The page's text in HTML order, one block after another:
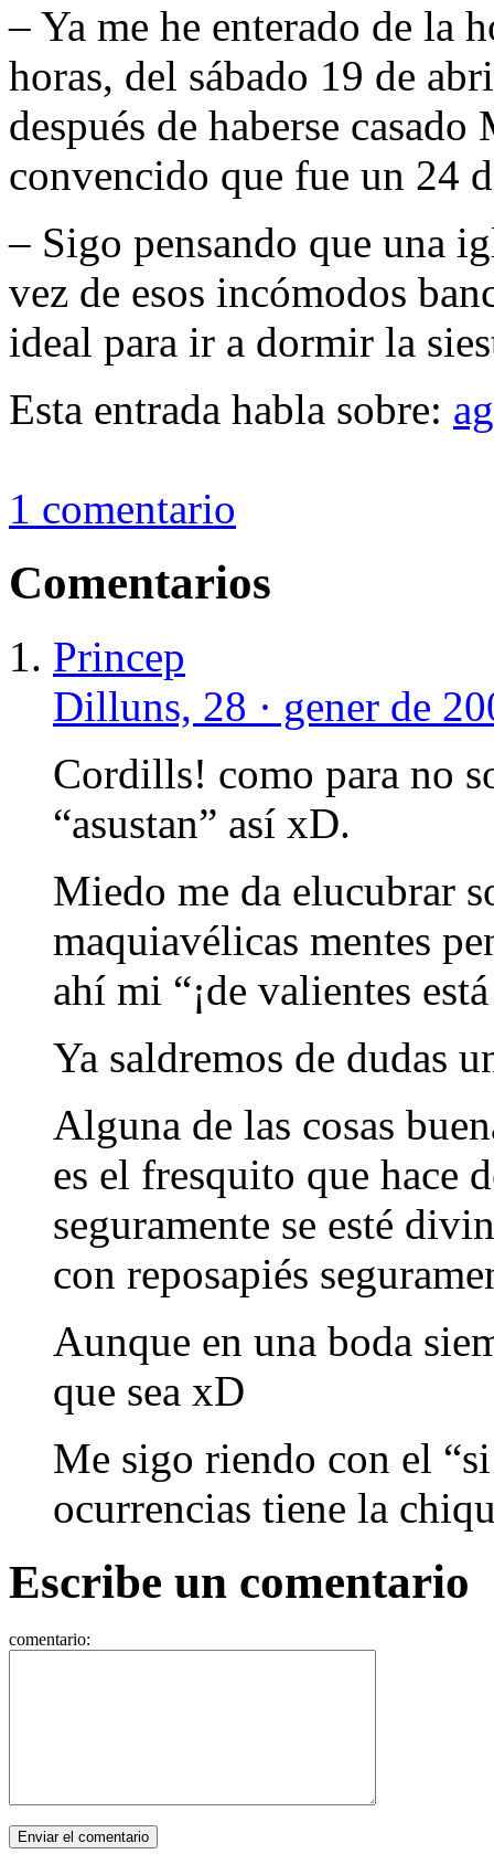
– Ya me he enterado de la
horas, del sábado 19 de
después de haberse
convencido que fue un 24
– Sigo pensando que una
vez de esos incómodos
ideal para ir a dormir la
Esta entrada habla sobre:
1 comentario
Comentarios
Princep
Dilluns, 28 · gener de
Cordills! como para no
“asustan” así xD.
Miedo me da elucubrar
maquiavélicas mentes
ahí mi “¡de valientes
Ya saldremos de dudas
Alguna de las cosas
es el fresquito que hace
seguramente se esté
con reposapiés
Aunque en una boda
que sea xD
Me sigo riendo con el
ocurrencias tiene la
Escribe un comentario
comentario: